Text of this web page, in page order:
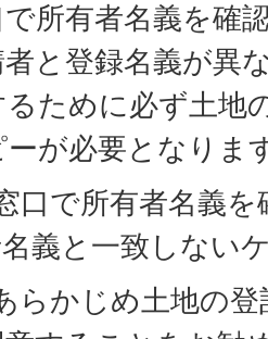
所有者名義を確
と登録名義が異
るために必ず土地
ーが必要となりま
所有者名義を
義と一致しない
じめ土地の登記